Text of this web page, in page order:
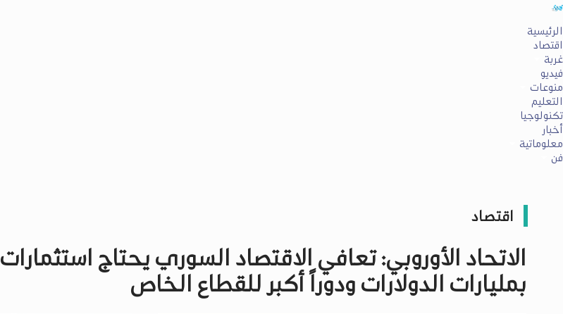
الرئيسية
اقتصاد
غربة
فيديو
منوعات
التعليم
تكنولوجيا
أخبار
معلوماتية
فن
اقتصاد
الاتحاد الأوروبي: تعافي الاقتصاد السوري يحتاج استثمارات
بمليارات الدولارات ودوراً أكبر للقطاع الخاص